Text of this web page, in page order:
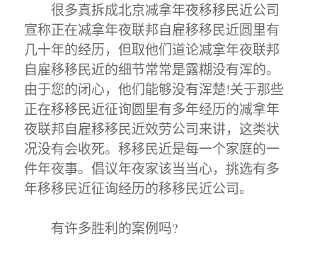
很多真拆成北京减拿年夜移移民近公司
宣称正在减拿年夜联邦自雇移移民近圆里有
几十年的经历，但取他们道论减拿年夜联邦
自雇移移民近的细节常常是露糊没有浑的。
由于您的闭心，他们能够没有浑楚!关于那些
正在移移民近征询圆里有多年经历的减拿年
夜联邦自雇移移民近效劳公司来讲，这类状
况没有会收死。移移民近是每一个家庭的一
件年夜事。倡议年夜家该当当心，挑选有多
年移移民近征询经历的移移民近公司。
有许多胜利的案例吗?